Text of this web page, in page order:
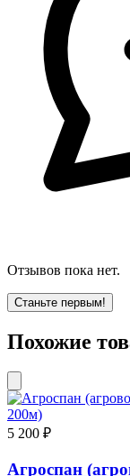
Отзывов пока нет.
Станьте первым!
Похожие
5 200 ₽
Агроспан